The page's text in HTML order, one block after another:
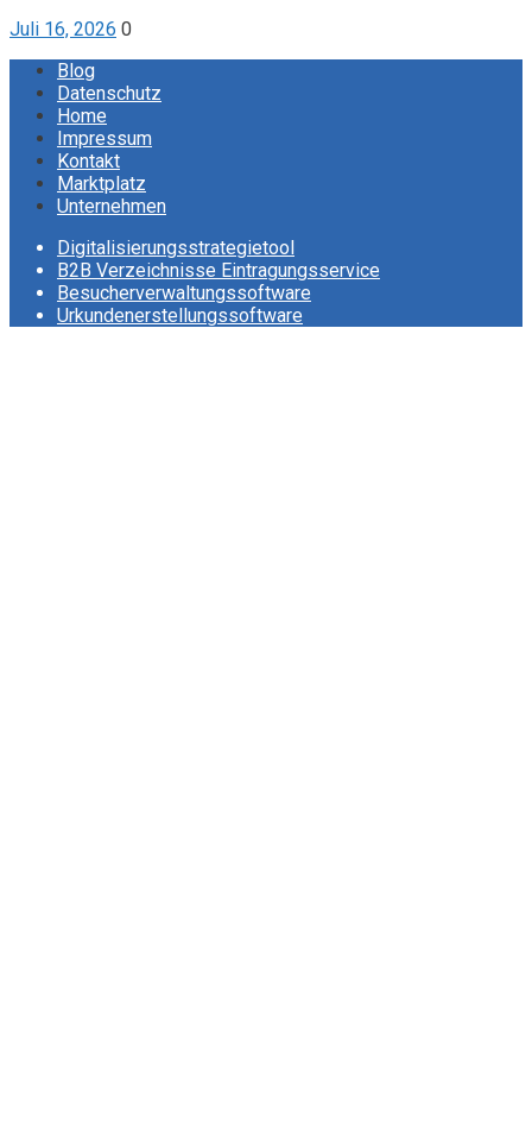
Juli 16, 2026 0
Blog
Datenschutz
Home
Impressum
Kontakt
Marktplatz
Unternehmen
Digitalisierungsstrategietool
B2B Verzeichnisse Eintragungsservice
Besucherverwaltungssoftware
Urkundenerstellungssoftware